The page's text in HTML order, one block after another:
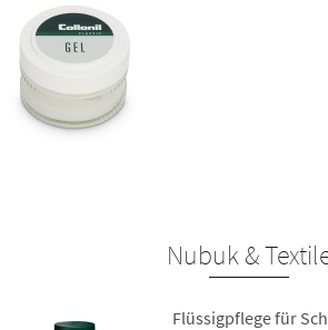
Nubuk &
Flüssigpflege für